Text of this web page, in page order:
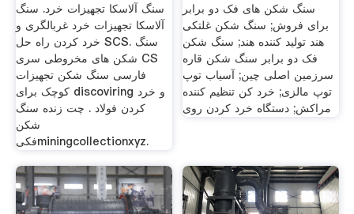
سنگ آلاسکا تجهیزات خرد. سنگ
آلاسکا تجهیزات خرد غربالگری و
خرد کردن راه حل SCS. سنگ
شکن های مخروطی سری CS
فارسی سنگ شکن تجهیزات
کوچک برای discoviring و خرد
کردن فولاد . چت زنده سنگ
شکن
فکیminingcollectionxyz.
سنگ شکن های فک دو برابر
برای فروش; سنگ شکن غلتکی
هند تولید کننده هند; سنگ شکن
فک دو برابر سنگ شکن قاره
سرزمین اصلی چین; آسیاب توپ
توپ مالزی; خرد کن تنظیم کننده
مراکش; دستگاه خرد کردن روی